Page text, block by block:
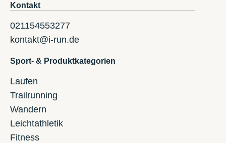
Kontakt
021154553277
kontakt@i-run.de
Sport- & Produktkategorien
Laufen
Trailrunning
Wandern
Leichtathletik
Fitness